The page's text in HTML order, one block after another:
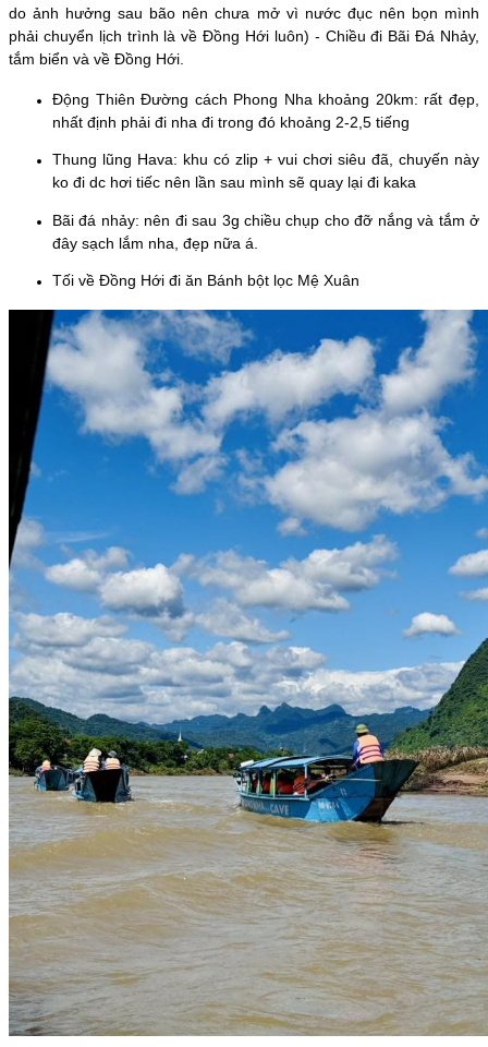
do ảnh hưởng sau bão nên chưa mở vì nước đục nên bọn mình
phải chuyển lịch trình là về Đồng Hới luôn) - Chiều đi Bãi Đá Nhảy,
tắm biển và về Đồng Hới.
Động Thiên Đường cách Phong Nha khoảng 20km: rất đẹp,
nhất định phải đi nha đi trong đó khoảng 2-2,5 tiếng
Thung lũng Hava: khu có zlip + vui chơi siêu đã, chuyến này
ko đi dc hơi tiếc nên lần sau mình sẽ quay lại đi kaka
Bãi đá nhảy: nên đi sau 3g chiều chụp cho đỡ nắng và tắm ở
đây sạch lắm nha, đẹp nữa á.
Tối về Đồng Hới đi ăn Bánh bột lọc Mệ Xuân